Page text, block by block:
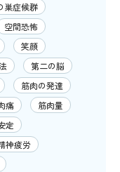
巣症候群
空間恐怖
笑顔
第二の脳
筋肉の発達
痛
筋肉量
定
神疲労